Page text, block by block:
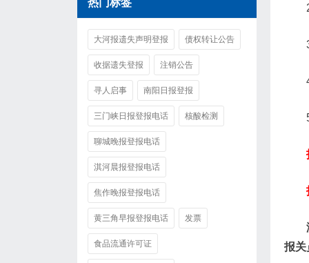
报
热门标签
大河报遗失声明登报 债权转让公告
收据遗失登报 注销公告
寻人启事 南阳日报登报
三门峡日报登报电话 核酸检测
聊城晚报登报电话
淇河晨报登报电话
焦作晚报登报电话
黄三角早报登报电话 发票
食品流通许可证